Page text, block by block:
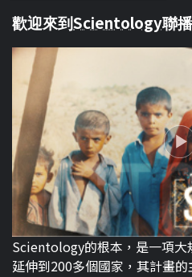
歡迎來到Scientology聯
Scientology的根本，是一項大
延伸到200多個國家，其計畫